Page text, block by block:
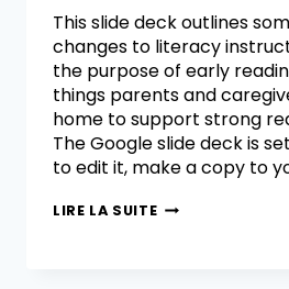
This slide deck outlines
changes to literacy
the purpose of early
things parents and
home to support strong
The Google slide deck is
to edit it, make a copy to
LIRE LA SUITE